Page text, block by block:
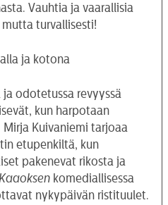
Vauhtia ja vaarallisia
turvallisesti!
ja odotetussa revyyssä
kun harpotaan
Kuivaniemi tarjoaa
etupenkiltä, kun
pakenevat rikosta ja
komediallisessa
nykypäivän ristituulet.